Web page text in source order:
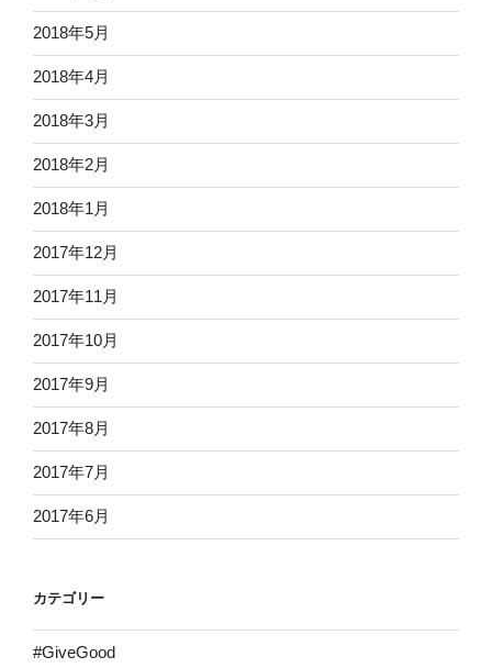
2018年5月
2018年4月
2018年3月
2018年2月
2018年1月
2017年12月
2017年11月
2017年10月
2017年9月
2017年8月
2017年7月
2017年6月
カテゴリー
#GiveGood